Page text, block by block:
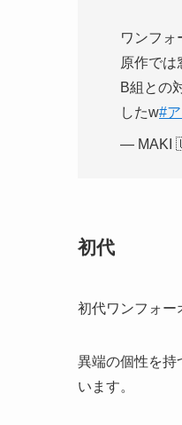
ワンフォ
原作では
B組との
したw#
— MAKI
初代
初代ワンフォー
異端の個性を持
います。